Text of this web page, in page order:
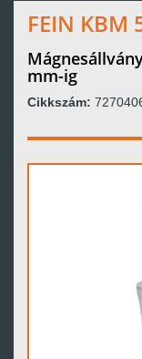
FEIN KBM
mm-ig
Cikkszám: